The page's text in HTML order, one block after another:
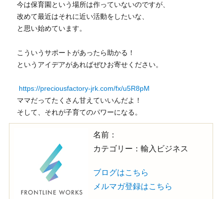
今は保育園という場所は作っていないのですが、
改めて最近はそれに近い活動をしたいな、
と思い始めています。
こういうサポートがあったら助かる！
というアイデアがあればぜひお寄せください。
https://preciousfactory-jrk.com/fx/u5R8pM
ママだってたくさん甘えていいんだよ！
そして、それが子育てのパワーになる。
名前：
カテゴリー：輸入ビジネス
ブログはこちら
メルマガ登録はこちら